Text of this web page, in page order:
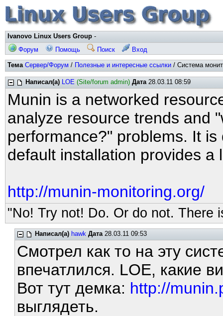
Ivanovo Linux Users Group -
Форум
Помощь Поиск Вход
Тема Сервер/Форум / Полезные и интересные ссылки / Система
Написал(а) LOE (Site/forum admin) Дата28.03.11 08:59
Munin is a networked
analyze resource trends and
performance?" problems. It
default installation provides
http://munin-monitoring.org/
"No! Try not! Do. Or do not. There
Написал(а) hawk Дата28.03.11 09:53
Смотрел как то на эту
впечатлился. LOE, какие
Вот тут демка: http://
выглядеть.